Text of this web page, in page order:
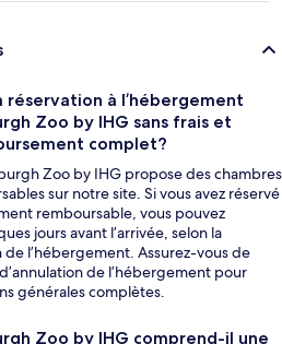
réservation à l’hébergement
Zoo by IHG sans frais et
complet?
Zoo by IHG propose des chambres
sur notre site. Si vous avez réservé
remboursable, vous pouvez
jours avant l’arrivée, selon la
l’hébergement. Assurez-vous de
de l’hébergement pour
générales complètes.
Zoo by IHG comprend-il une